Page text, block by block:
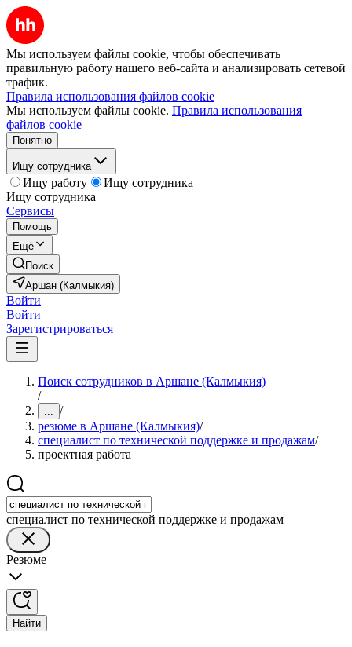
Мы используем файлы cookie, чтобы обеспечивать
правильную работу нашего веб-сайта и анализировать сетевой
трафик.
Правила использования файлов cookie
Мы используем файлы cookie. Правила использования
файлов cookie
Понятно
Ищу сотрудника
Ищу работу
Ищу сотрудника
Ищу сотрудника
Сервисы
Помощь
Ещё
Поиск
Аршан (Калмыкия)
Войти
Войти
Зарегистрироваться
Поиск сотрудников в Аршане (Калмыкия)
/
... /
резюме в Аршане (Калмыкия)/
специалист по технической поддержке и продажам/
проектная работа
специалист по технической поддержке и продажам
Резюме
Найти